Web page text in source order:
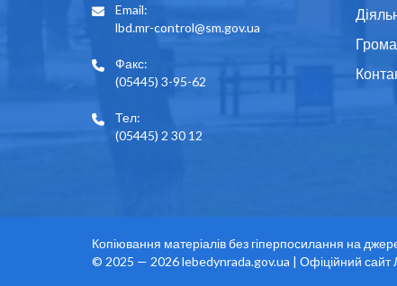
Email:
lbd.mr-control@sm.gov.ua
Факс:
(05445) 3-95-62
Тел:
(05445) 2 30 12
Копіювання матеріалів без гіперпосилання на
© 2025 — 2026 lebedynrada.gov.ua | Офіційний сайт